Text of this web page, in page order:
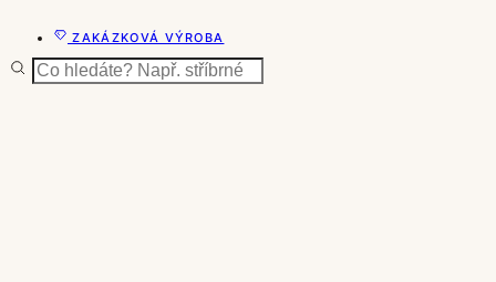
ZAKÁZKOVÁ VÝROBA